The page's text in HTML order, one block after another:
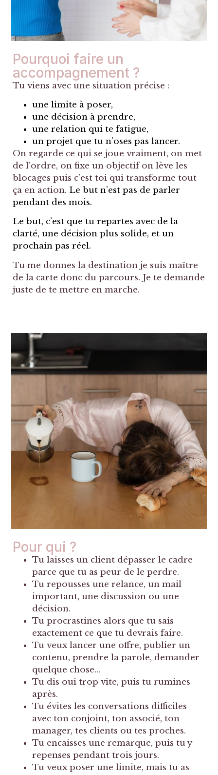
Pourquoi faire un
accompagnement ?
Tu viens avec une situation précise :
une limite à poser,
une décision à prendre,
une relation qui te fatigue,
un projet que tu n’oses pas lancer.
On regarde ce qui se joue vraiment, on met
de l’ordre, on fixe un objectif on lève les
blocages puis c’est toi qui transforme tout
ça en action. Le but n’est pas de parler
pendant des mois.
Le but, c’est que tu repartes avec de la
clarté, une décision plus solide, et un
prochain pas réel.
Tu me donnes la destination je suis maître
de la carte donc du parcours. Je te demande
juste de te mettre en marche.
Pour qui ?
Tu laisses un client dépasser le cadre
parce que tu as peur de le perdre.
Tu repousses une relance, un mail
important, une discussion ou une
décision.
Tu procrastines alors que tu sais
exactement ce que tu devrais faire.
Tu veux lancer une offre, publier un
contenu, prendre la parole, demander
quelque chose…
Tu dis oui trop vite, puis tu rumines
après.
Tu évites les conversations difficiles
avec ton conjoint, ton associé, ton
manager, tes clients ou tes proches.
Tu encaisses une remarque, puis tu y
repenses pendant trois jours.
Tu veux poser une limite, mais tu as